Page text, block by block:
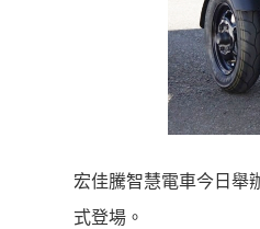
宏佳騰智慧電車今日舉
式登場。